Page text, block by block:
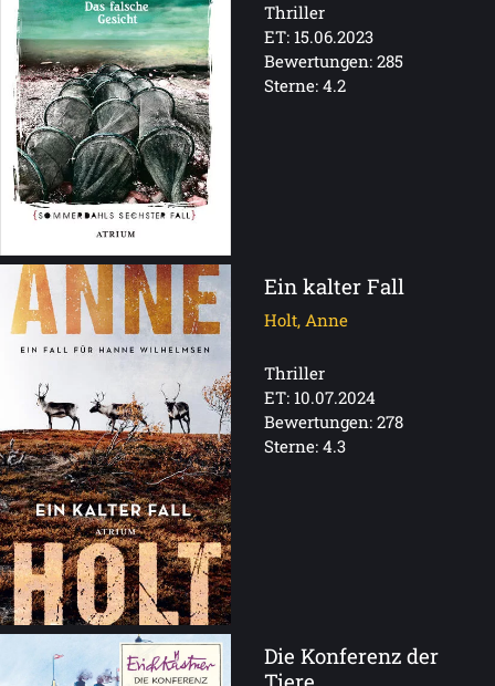
Thriller
ET: 15.06.2023
Bewertungen: 285
Sterne: 4.2
Ein kalter Fall
Holt, Anne
Thriller
ET: 10.07.2024
Bewertungen: 278
Sterne: 4.3
Die Konferenz der